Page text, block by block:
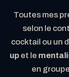
Toutes mes
selon le
cocktail ou un
upet le
en